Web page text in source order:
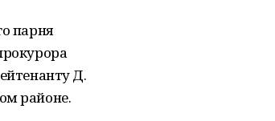
парня
Д.
районе.